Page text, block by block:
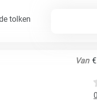
tolken
Van